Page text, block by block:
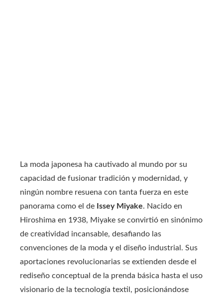
La moda japonesa ha cautivado al mundo por su
capacidad de fusionar tradición y modernidad, y
ningún nombre resuena con tanta fuerza en este
panorama como el de Issey Miyake. Nacido en
Hiroshima en 1938, Miyake se convirtió en sinónimo
de creatividad incansable, desafiando las
convenciones de la moda y el diseño industrial. Sus
aportaciones revolucionarias se extienden desde el
rediseño conceptual de la prenda básica hasta el uso
visionario de la tecnología textil, posicionándose